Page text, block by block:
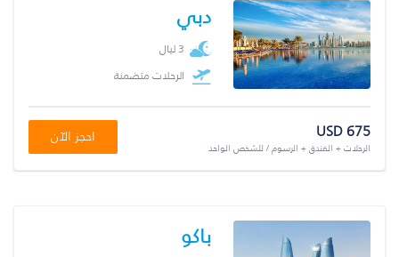
دبي
3 ليال
الرحلات متضمنة
USD 675
الرحلات + الفندق + الرسوم / للشخص الواحد
احجز الآن
باكو